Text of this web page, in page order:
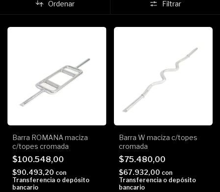
Ordenar Filtrar
Barra ROMANA maciza
c/topes cromada
$100.548,00
$90.493,20 con
Transferencia o depósito
bancario
Barra W maciza c/topes
cromada
$75.480,00
$67.932,00 con
Transferencia o depósito
bancario